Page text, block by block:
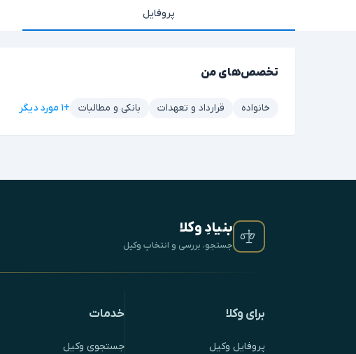
پروفایل
تخصص‌های من
خانواده قرارداد و تعهدات بانکی و مطالبات +۱ مورد دیگر
بنیادِ وکلا
جستجو، بررسی و انتخابِ وکیل
برای وکلا
پروفایل وکیل
خدمات
جستجوی وکیل